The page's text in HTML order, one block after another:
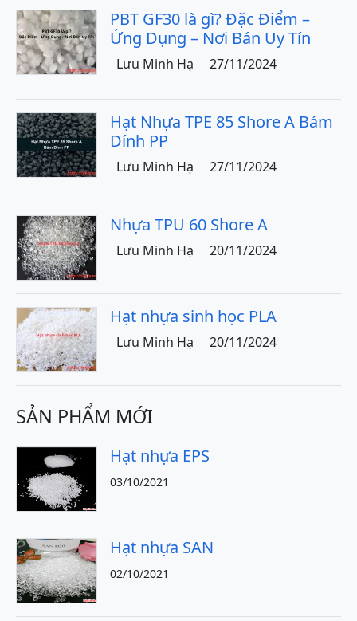
PBT GF30 là gì? Đặc Điểm –
Ứng Dụng – Nơi Bán Uy Tín
Lưu Minh Hạ 27/11/2024
Hạt Nhựa TPE 85 Shore A Bám
Dính PP
Lưu Minh Hạ 27/11/2024
Nhựa TPU 60 Shore A
Lưu Minh Hạ 20/11/2024
Hạt nhựa sinh học PLA
Lưu Minh Hạ 20/11/2024
SẢN PHẨM MỚI
Hạt nhựa EPS
03/10/2021
Hạt nhựa SAN
02/10/2021